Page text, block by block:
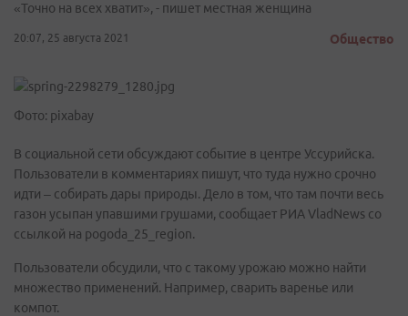
«Точно на всех хватит», - пишет местная женщина
20:07, 25 августа 2021 Общество
Фото: pixabay
В социальной сети обсуждают событие в центре Уссурийска.
Пользователи в комментариях пишут, что туда нужно срочно
идти – собирать дары природы. Дело в том, что там почти весь
газон усыпан упавшими грушами, сообщает РИА VladNews со
ссылкой на pogoda_25_region.
Пользователи обсудили, что с такому урожаю можно найти
множество применений. Например, сварить варенье или
компот.